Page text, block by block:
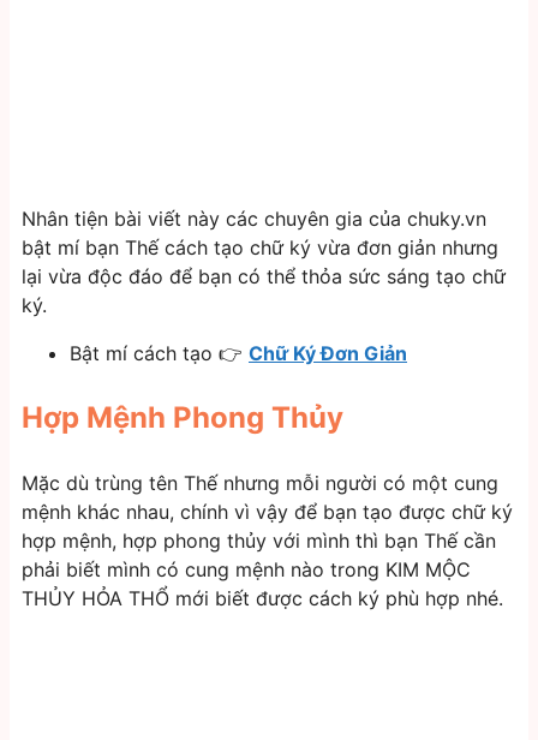
Nhân tiện bài viết này các chuyên gia của chuky.vn
bật mí bạn Thế cách tạo chữ ký vừa đơn giản nhưng
lại vừa độc đáo để bạn có thể thỏa sức sáng tạo chữ
ký.
Bật mí cách tạo 👉 Chữ Ký Đơn Giản
Hợp Mệnh Phong Thủy
Mặc dù trùng tên Thế nhưng mỗi người có một cung
mệnh khác nhau, chính vì vậy để bạn tạo được chữ ký
hợp mệnh, hợp phong thủy với mình thì bạn Thế cần
phải biết mình có cung mệnh nào trong KIM MỘC
THỦY HỎA THỔ mới biết được cách ký phù hợp nhé.